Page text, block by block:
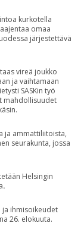
kurkotella
omaa
järjestettävä
vireä joukko
ja vaihtamaan
SASKin työ
mahdollisuudet
ja ammattiliitoista,
seurakunta, jossa
Helsingin
.
ja ihmisoikeudet
26. elokuuta.